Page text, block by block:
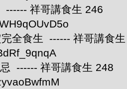
------ 祥哥講食生 246
全食生 ------ 祥哥講食
------ 祥哥講食生 248